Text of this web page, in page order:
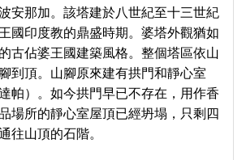
安那加。該塔建於八世紀至十三世紀
國印度教的鼎盛時期。婆塔外觀猶如
古佔婆王國建築風格。整個塔區依山
到頂。山腳原來建有拱門和靜心室
帕）。如今拱門早已不存在，用作香
場所的靜心室屋頂已經坍塌，只剩四
往山頂的石階。